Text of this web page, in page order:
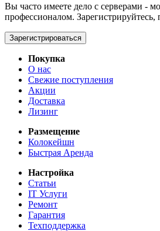
Вы часто имеете дело с серверами -
профессионалом. Зарегистрируйтесь,
Зарегистрироваться
Покупка
О нас
Свежие поступления
Акции
Доставка
Лизинг
Размещение
Колокейшн
Быстрая Аренда
Настройка
Статьи
IT Услуги
Ремонт
Гарантия
Техподдержка